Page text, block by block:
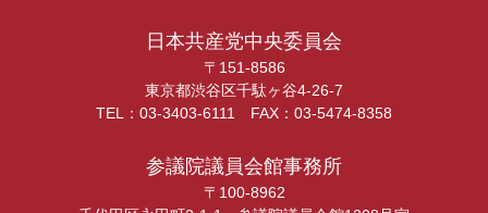
日本共産党中央委員会
〒151-8586
東京都渋谷区千駄ヶ谷4-26-7
TEL：03-3403-6111 FAX：03-5474-8358
参議院議員会館事務所
〒100-8962